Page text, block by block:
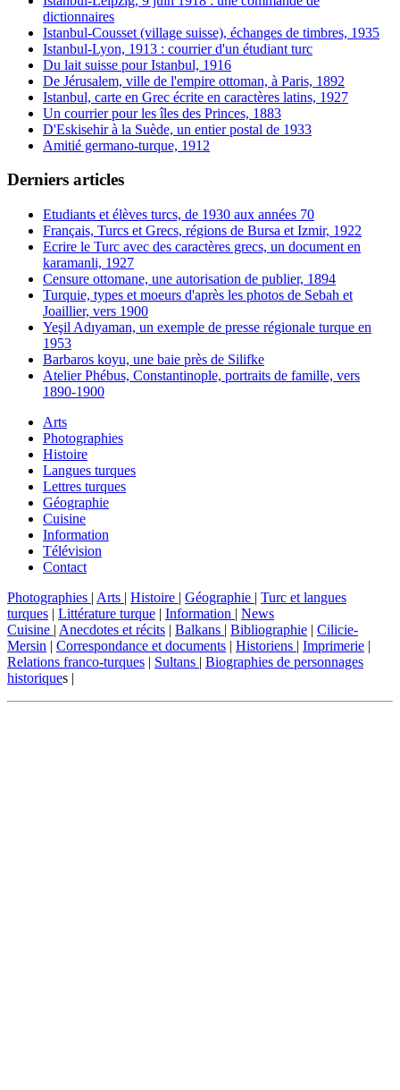
dictionnaires
Istanbul-Cousset (village suisse), échanges de timbres, 1935
Istanbul-Lyon, 1913 : courrier d'un étudiant turc
Du lait suisse pour Istanbul, 1916
De Jérusalem, ville de l'empire ottoman, à Paris, 1892
Istanbul, carte en Grec écrite en caractères latins, 1927
Un courrier pour les îles des Princes, 1883
D'Eskisehir à la Suède, un entier postal de 1933
Amitié germano-turque, 1912
Derniers articles
Etudiants et élèves turcs, de 1930 aux années 70
Français, Turcs et Grecs, régions de Bursa et Izmir, 1922
Ecrire le Turc avec des caractères grecs, un document en
karamanli, 1927
Censure ottomane, une autorisation de publier, 1894
Turquie, types et moeurs d'après les photos de Sebah et
Joaillier, vers 1900
Yeşil Adıyaman, un exemple de presse régionale turque en
1953
Barbaros koyu, une baie près de Silifke
Atelier Phébus, Constantinople, portraits de famille, vers
1890-1900
Arts
Photographies
Histoire
Langues turques
Lettres turques
Géographie
Cuisine
Information
Télévision
Contact
Photographies | Arts | Histoire | Géographie | Turc et langues
turques | Littérature turque | Information | News
Cuisine | Anecdotes et récits | Balkans | Bibliographie | Cilicie-
Mersin | Correspondance et documents | Historiens | Imprimerie |
Relations franco-turques | Sultans | Biographies de personnages
historiques |